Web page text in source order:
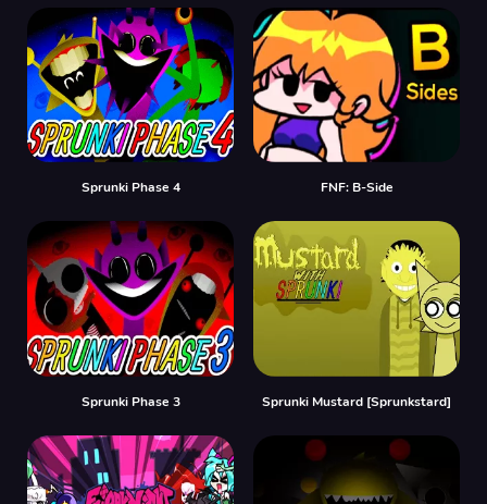
Sprunki Phase 4 FNF: B-Side
Sprunki Phase 3 Sprunki Mustard [Sprunkstard]